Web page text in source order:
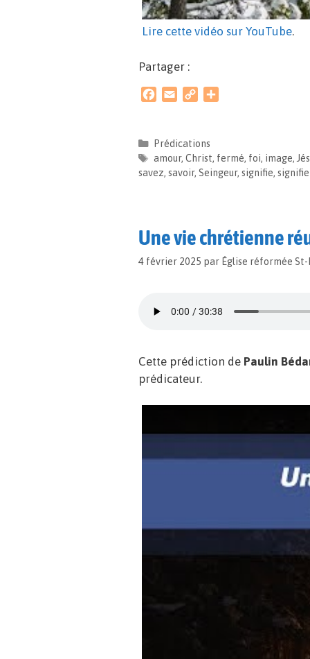
Lire cette vidéo sur YouTube.
Partager :
e
b
o
i
l
y
L
i
a
g
Prédications
amour, Christ, fermé, foi, image,
savez, savoir, Seingeur, signifie,
Une vie chrétienne
4 février 2025 par Église réformée
Cette prédiction de Paulin
prédicateur.